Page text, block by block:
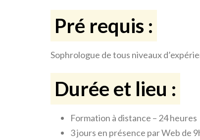
Pré requis :
Sophrologue de tous niveaux
Durée et lieu :
Formation à distance – 24 heures
3 jours en présence par Web de